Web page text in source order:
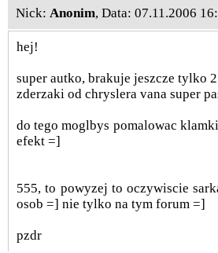
Nick: Anonim, Data: 07.11.2006
hej!
super autko, brakuje jeszcze tylko
zderzaki od chryslera vana super
do tego moglbys pomalowac
efekt =]
555, to powyzej to oczywiscie
osob =] nie tylko na tym forum =]
pzdr